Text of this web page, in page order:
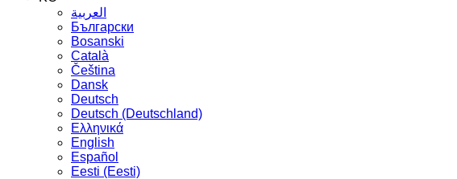
العربية
Български
Bosanski
Сatalà
Čeština
Dansk
Deutsch
Deutsch (Deutschland)
Ελληνικά
English
Español
Eesti (Eesti)